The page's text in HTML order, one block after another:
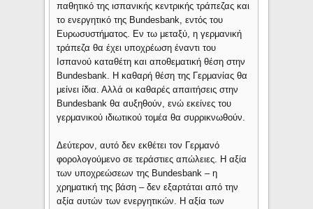
παθητικό της ισπανικής κεντρικής τράπεζας και
το ενεργητικό της Bundesbank, εντός του
Ευρωσυστήματος. Εν τω μεταξύ, η γερμανική
τράπεζα θα έχει υποχρέωση έναντι του
Ισπανού καταθέτη και αποθεματική θέση στην
Bundesbank. Η καθαρή θέση της Γερμανίας θα
μείνει ίδια. Αλλά οι καθαρές απαιτήσεις στην
Bundesbank θα αυξηθούν, ενώ εκείνες του
γερμανικού ιδιωτικού τομέα θα συρρικνωθούν.
Δεύτερον, αυτό δεν εκθέτει τον Γερμανό
φορολογούμενο σε τεράστιες απώλειες. Η αξία
των υποχρεώσεων της Bundesbank – η
χρηματική της βάση – δεν εξαρτάται από την
αξία αυτών των ενεργητικών. Η αξία των